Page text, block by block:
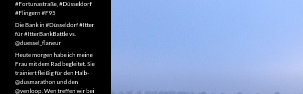
#Fortunastraße, #Düsseldorf
#Flingern #F95
Die Bank in #Düsseldorf #Itter
für #ItterBankBattle vs.
@duessel_flaneur
Heute morgen habe ich meine
Frau mit dem Rad begleitet. Sie
trainiert fleißig für den Halb-
@dusmarathon und den
@venloop. Wen treffen wir bei